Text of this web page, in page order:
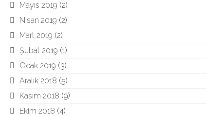
Mayıs 2019 (2)
Nisan 2019 (2)
Mart 2019 (2)
Şubat 2019 (1)
Ocak 2019 (3)
Aralık 2018 (5)
Kasım 2018 (9)
Ekim 2018 (4)